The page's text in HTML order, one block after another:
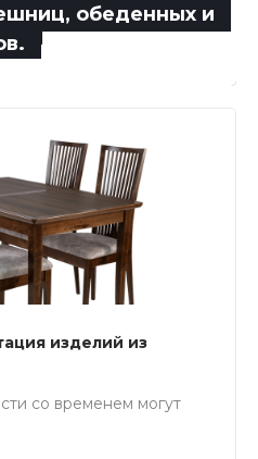
обеденных и
изделий из
со временем могут